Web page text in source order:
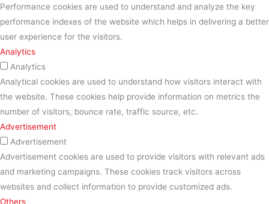
Performance cookies are used to understand and analyze the key
performance indexes of the website which helps in delivering a better
user experience for the visitors.
Analytics
Analytics
Analytical cookies are used to understand how visitors interact with
the website. These cookies help provide information on metrics the
number of visitors, bounce rate, traffic source, etc.
Advertisement
Advertisement
Advertisement cookies are used to provide visitors with relevant ads
and marketing campaigns. These cookies track visitors across
websites and collect information to provide customized ads.
Others